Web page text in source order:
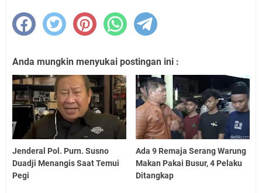
Anda mungkin menyukai postingan ini :
Jenderal Pol. Purn. Susno
Duadji Menangis Saat Temui
Pegi
Ada 9 Remaja Serang Warung
Makan Pakai Busur, 4 Pelaku
Ditangkap